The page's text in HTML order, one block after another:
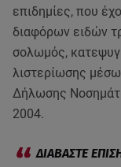
επιδημίες, που
διαφόρων ειδών
σολωμός,
λιστερίωσης
Δήλωσης
2004.